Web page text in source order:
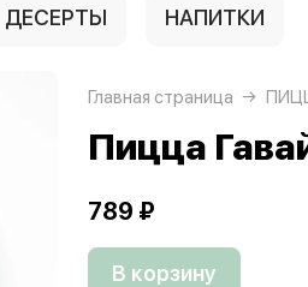
ДЕСЕРТЫ НАПИТКИ
Главная страница
Пицца
789 ₽
В корзину